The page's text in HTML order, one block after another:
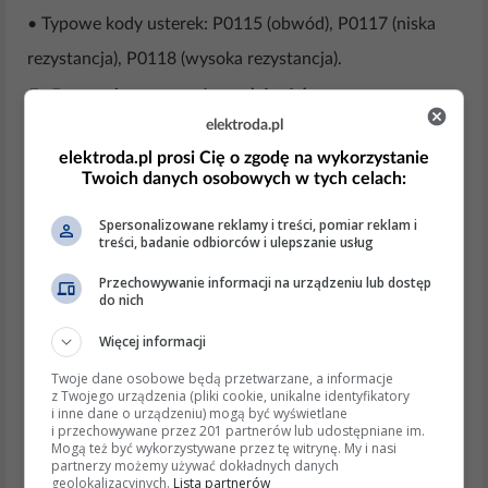
• Typowe kody usterek: P0115 (obwód), P0117 (niska
rezystancja), P0118 (wysoka rezystancja).
5. Procedura wymiany (skrót)
Zimny silnik; odłącz minus akumulatora.
Zwolnij ciśnienie, odkręcając korek zbiorniczka
wyrównawczego i zakręć go z powrotem.
lub odkręć czujnik.
Szybko wstaw nowy czujnik z nowym O-ringiem;
dociśnij klip lub dokręć momentem 15–20 Nm
(gwint M14).
czekaj na otwarcie termostatu).
Aktualne informacje i trendy
• Wersje po 2012 r. coraz częściej wykorzystują zespół
„smart-thermostat” z cyfrowym czujnikiem LIN-bus; w
elektroda.pl
elektroda.pl prosi Cię o zgodę na wykorzystanie
Twoich danych osobowych w tych celach:
Spersonalizowane reklamy i treści, pomiar reklam i
treści, badanie odbiorców i ulepszanie usług
Przechowywanie informacji na urządzeniu lub dostęp
do nich
Więcej informacji
Twoje dane osobowe będą przetwarzane, a informacje
z Twojego urządzenia (pliki cookie, unikalne identyfikatory
i inne dane o urządzeniu) mogą być wyświetlane
i przechowywane przez 201 partnerów lub udostępniane im.
Mogą też być wykorzystywane przez tę witrynę. My i nasi
partnerzy możemy używać dokładnych danych
geolokalizacyjnych. Lista partnerów